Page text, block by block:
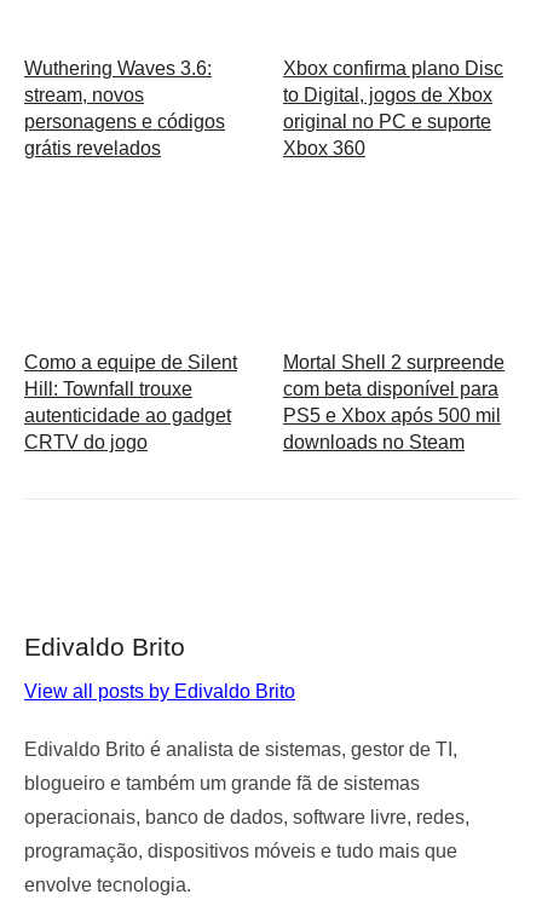
Wuthering Waves 3.6:
stream, novos
personagens e códigos
grátis revelados
Xbox confirma plano Disc
to Digital, jogos de Xbox
original no PC e suporte
Xbox 360
Como a equipe de Silent
Hill: Townfall trouxe
autenticidade ao gadget
CRTV do jogo
Mortal Shell 2 surpreende
com beta disponível para
PS5 e Xbox após 500 mil
downloads no Steam
Edivaldo Brito
View all posts by Edivaldo Brito
Edivaldo Brito é analista de sistemas, gestor de TI,
blogueiro e também um grande fã de sistemas
operacionais, banco de dados, software livre, redes,
programação, dispositivos móveis e tudo mais que
envolve tecnologia.